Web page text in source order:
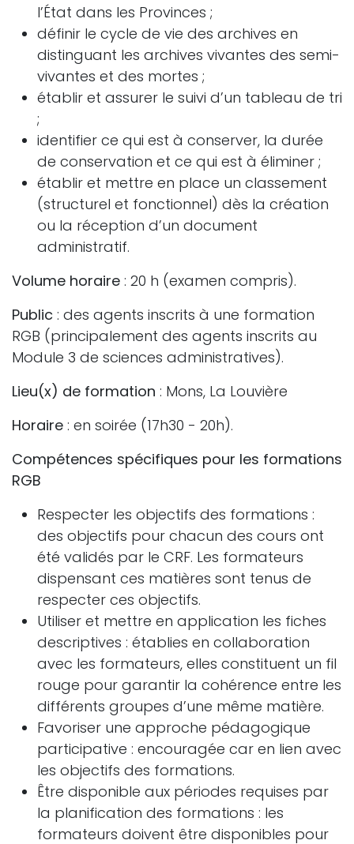
l’État dans les Provinces ;
définir le cycle de vie des archives en
distinguant les archives vivantes des semi-
vivantes et des mortes ;
établir et assurer le suivi d’un tableau de tri
;
identifier ce qui est à conserver, la durée
de conservation et ce qui est à éliminer ;
établir et mettre en place un classement
(structurel et fonctionnel) dès la création
ou la réception d’un document
administratif.
Volume horaire : 20 h (examen compris).
Public : des agents inscrits à une formation
RGB (principalement des agents inscrits au
Module 3 de sciences administratives).
Lieu(x) de formation : Mons, La Louvière
Horaire : en soirée (17h30 - 20h).
Compétences spécifiques pour les formations
RGB
Respecter les objectifs des formations :
des objectifs pour chacun des cours ont
été validés par le CRF. Les formateurs
dispensant ces matières sont tenus de
respecter ces objectifs.
Utiliser et mettre en application les fiches
descriptives : établies en collaboration
avec les formateurs, elles constituent un fil
rouge pour garantir la cohérence entre les
différents groupes d’une même matière.
Favoriser une approche pédagogique
participative : encouragée car en lien avec
les objectifs des formations.
Être disponible aux périodes requises par
la planification des formations : les
formateurs doivent être disponibles pour